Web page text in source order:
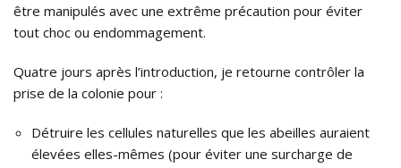
être manipulés avec une extrême précaution pour éviter
tout choc ou endommagement.
Quatre jours après l’introduction, je retourne contrôler la
prise de la colonie pour :
Détruire les cellules naturelles que les abeilles auraient
élevées elles-mêmes (pour éviter une surcharge de